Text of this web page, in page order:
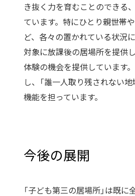
き抜く力を育むことのできる
ています。特にひとり親世帯
ど、各々の置かれている状況
対象に放課後の居場所を提供
体験の機会を提供しています
し、「誰一人取り残されない
機能を担っています。
今後の展開
「子ども第三の居場所」は既